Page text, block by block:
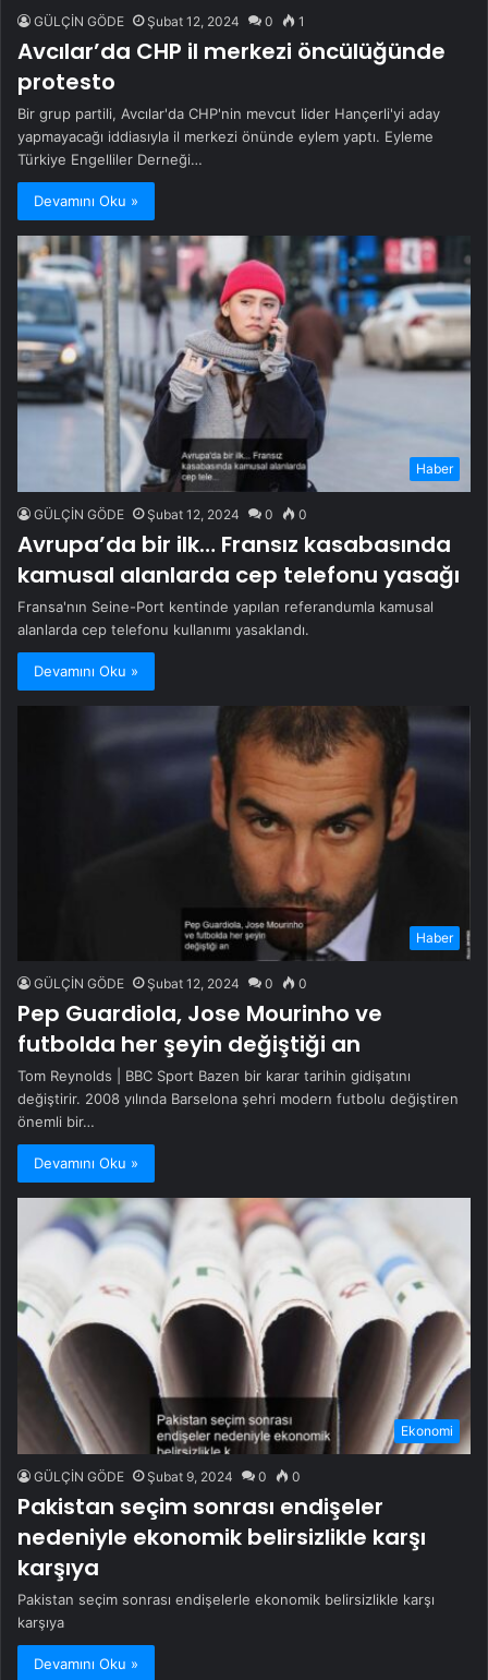
GÜLÇİN GÖDE Şubat 12, 2024 0 1
Avcılar’da CHP il merkezi öncülüğünde
protesto
Bir grup partili, Avcılar'da CHP'nin mevcut lider Hançerli'yi aday
yapmayacağı iddiasıyla il merkezi önünde eylem yaptı. Eyleme
Türkiye Engelliler Derneği…
Devamını Oku »
Haber
GÜLÇİN GÖDE Şubat 12, 2024 0 0
Avrupa’da bir ilk… Fransız kasabasında
kamusal alanlarda cep telefonu yasağı
Fransa'nın Seine-Port kentinde yapılan referandumla kamusal
alanlarda cep telefonu kullanımı yasaklandı.
Devamını Oku »
Haber
GÜLÇİN GÖDE Şubat 12, 2024 0 0
Pep Guardiola, Jose Mourinho ve
futbolda her şeyin değiştiği an
Tom Reynolds | BBC Sport Bazen bir karar tarihin gidişatını
değiştirir. 2008 yılında Barselona şehri modern futbolu değiştiren
önemli bir…
Devamını Oku »
Ekonomi
GÜLÇİN GÖDE Şubat 9, 2024 0 0
Pakistan seçim sonrası endişeler
nedeniyle ekonomik belirsizlikle karşı
karşıya
Pakistan seçim sonrası endişelerle ekonomik belirsizlikle karşı
karşıya
Devamını Oku »